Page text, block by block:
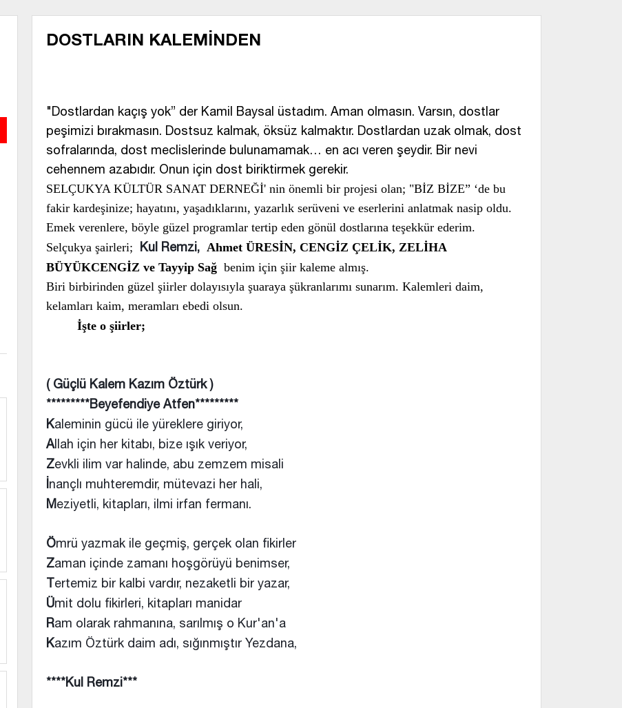
DOSTLARIN KALEMİNDEN
"Dostlardan kaçış yok” der Kamil Baysal üstadım. Aman olmasın. Varsın, dostlar
peşimizi bırakmasın. Dostsuz kalmak, öksüz kalmaktır. Dostlardan uzak olmak, dost
sofralarında, dost meclislerinde bulunamamak… en acı veren şeydir. Bir nevi
cehennem azabıdır. Onun için dost biriktirmek gerekir.
SELÇUKYA KÜLTÜR SANAT DERNEĞİ' nin önemli bir projesi olan; "BİZ BİZE” ‘de bu
fakir kardeşinize; hayatını, yaşadıklarını, yazarlık serüveni ve eserlerini anlatmak nasip oldu.
Emek verenlere, böyle güzel programlar tertip eden gönül dostlarına teşekkür ederim.
Selçukya şairleri; Kul Remzi, Ahmet ÜRESİN, CENGİZ ÇELİK, ZELİHA
BÜYÜKCENGİZ ve Tayyip Sağ benim için şiir kaleme almış.
Biri birbirinden güzel şiirler dolayısıyla şuaraya şükranlarımı sunarım. Kalemleri daim,
kelamları kaim, meramları ebedi olsun.
İşte o şiirler;
( Güçlü Kalem Kazım Öztürk )
*********Beyefendiye Atfen*********
Kaleminin gücü ile yüreklere giriyor,
Allah için her kitabı, bize ışık veriyor,
Zevkli ilim var halinde, abu zemzem misali
İnançlı muhteremdir, mütevazi her hali,
Meziyetli, kitapları, ilmi irfan fermanı.
Ömrü yazmak ile geçmiş, gerçek olan fikirler
Zaman içinde zamanı hoşgörüyü benimser,
Tertemiz bir kalbi vardır, nezaketli bir yazar,
Ümit dolu fikirleri, kitapları manidar
Ram olarak rahmanına, sarılmış o Kur'an'a
Kazım Öztürk daim adı, sığınmıştır Yezdana,
****Kul Remzi***